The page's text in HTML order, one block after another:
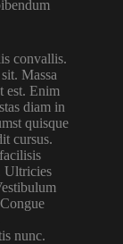
convallis.
Massa
est. Enim
diam in
quisque
cursus.
Ultricies
nunc.